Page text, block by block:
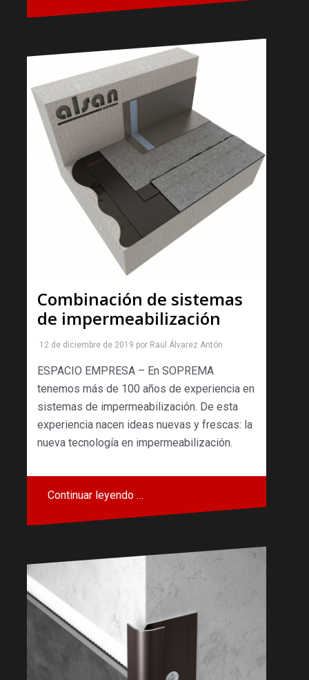
Combinación de sistemas
de impermeabilización
12 de diciembre de 2019 por Raul Álvarez Antón
ESPACIO EMPRESA – En SOPREMA
tenemos más de 100 años de experiencia en
sistemas de impermeabilización. De esta
experiencia nacen ideas nuevas y frescas: la
nueva tecnología en impermeabilización.
Continuar leyendo …